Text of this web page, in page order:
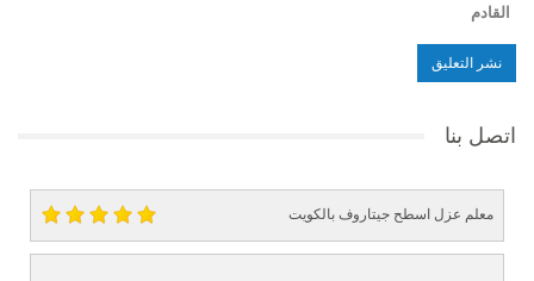
القادم
اتصل بنا
معلم عزل اسطح جيتاروف بالكويت